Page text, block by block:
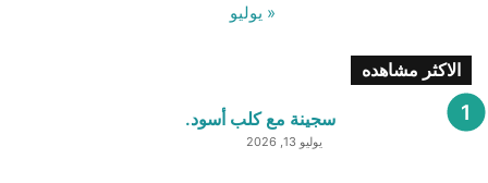
« يوليو
الاكثر مشاهده
سجينة مع كلب أسود.
يوليو 13, 2026